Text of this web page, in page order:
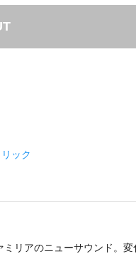
ック
リアのニューサウンド。